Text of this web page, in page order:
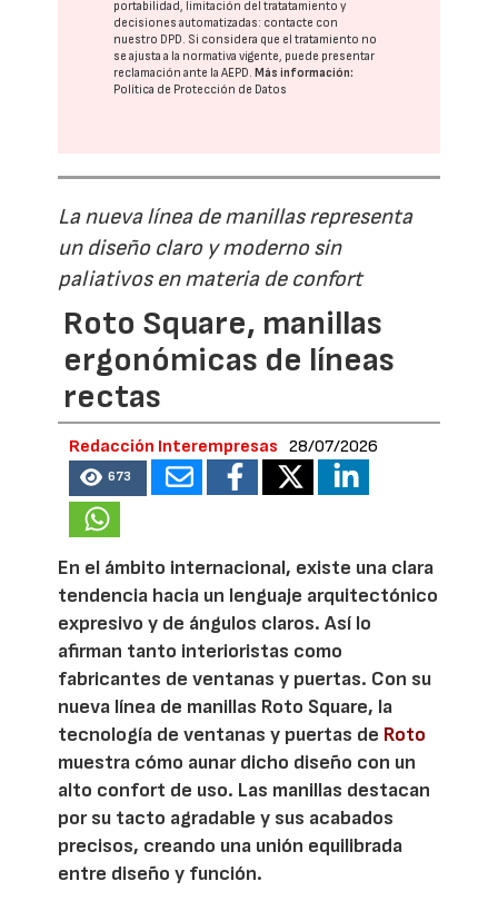
portabilidad, limitación del tratatamiento y
decisiones automatizadas: contacte con
nuestro DPD. Si considera que el tratamiento no
se ajusta a la normativa vigente, puede presentar
reclamación ante laAEPD.Más información:
Política de Protección de Datos
La nueva línea de manillas representa
un diseño claro y moderno sin
paliativos en materia de confort
Roto Square, manillas
ergonómicas de líneas
rectas
Redacción Interempresas 28/07/2026
673
En el ámbito internacional, existe una clara
tendencia hacia un lenguaje arquitectónico
expresivo y de ángulos claros. Así lo
afirman tanto interioristas como
fabricantes de ventanas y puertas. Con su
nueva línea de manillas Roto Square, la
tecnología de ventanas y puertas de Roto
muestra cómo aunar dicho diseño con un
alto confort de uso. Las manillas destacan
por su tacto agradable y sus acabados
precisos, creando una unión equilibrada
entre diseño y función.